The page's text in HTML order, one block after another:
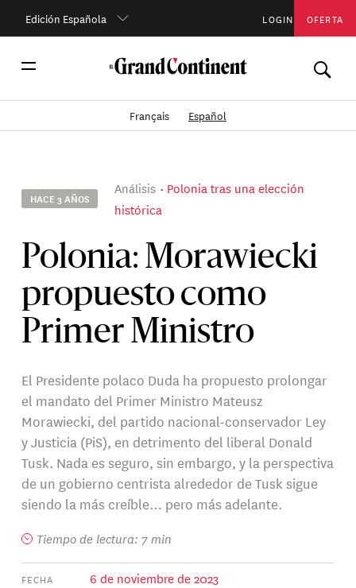
Edición Española LOGIN OFERTA
Français Español
HACE 3 AÑOS
Análisis
Polonia tras una elección
histórica
Polonia: Morawiecki
propuesto como
Primer Ministro
El Presidente polaco Duda ha propuesto prolongar
el mandato del Primer Ministro Mateusz
Morawiecki, del partido nacional-conservador Ley
y Justicia (PiS), en detrimento del liberal Donald
Tusk. Nada es seguro, sin embargo, y la perspectiva
de un gobierno centrista alrededor de Tusk sigue
siendo la más creíble… pero más adelante.
Tiempo de lectura: 7 min
FECHA 6 de noviembre de 2023